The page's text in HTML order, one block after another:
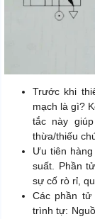
Trước khi
mạch là gì?
tắc này
thừa/thiếu
Ưu tiên
suất. Phần
sự cố rò rỉ,
Các phần
trình tự: